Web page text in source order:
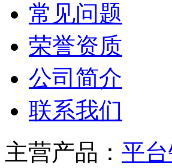
常见问题
荣誉资质
公司简介
联系我们
主营产品： 平